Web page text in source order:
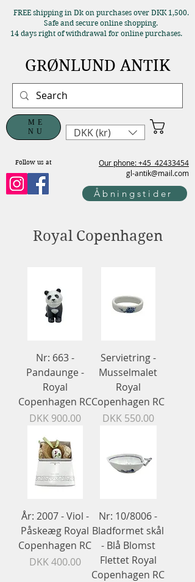
Our phone: +45 42433454
gl-antik@mail.com
ME
NU
Follow us at
FREE shipping in Dk on purchases over DKK 1,500.
Safe and secure online shopping.
14 days right of withdrawal for online purchases.
GRØNLUND ANTIK
DKK (kr)
Åbningstider
Royal Copenhagen
Nr: 663 -
Pandaunge -
Royal
Copenhagen RC
Price
DKK 900.00
Servietring -
Musselmalet
Royal
Copenhagen RC
Price
DKK 550.00
År: 2007 - Viol -
Påskeæg Royal
Copenhagen RC
Price
DKK 400.00
Nr: 10/8006 -
Bladformet skål
- Blå Blomst
Flettet Royal
Copenhagen RC